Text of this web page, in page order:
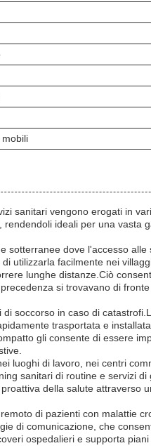
sanitari vengono erogati in
ideali per una vasta
sotterranee dove l'accesso alle
utilizzarla facilmente nei
lunghe distanze.Ciò
si trovavano di
soccorso in caso di
trasportata e installata
gli consente di essere
luoghi di lavoro, nei centri
sanitari di routine e servizi di
della salute attraverso
di pazienti con malattie
di comunicazione, che
ospedalieri e supporta piani